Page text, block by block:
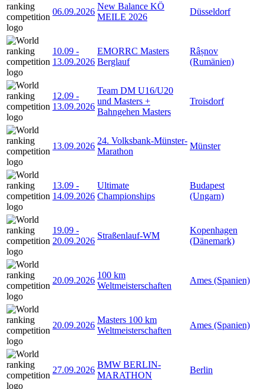
06.09.2026
New Balance KÖ
MEILE 2026
Düsseldorf
10.09 -
13.09.2026
EMORRC Masters
Berglauf
Râșnov
(Rumänien)
12.09 -
13.09.2026
Team DM U16/U20
und Masters +
Bahngehen Masters
Troisdorf
13.09.2026
24. Volksbank-Münster-
Marathon
Münster
13.09 -
14.09.2026
Ultimate
Championships
Budapest
(Ungarn)
19.09 -
20.09.2026
Straßenlauf-WM
Kopenhagen
(Dänemark)
20.09.2026
100 km
Weltmeisterschaften
Ames (Spanien)
20.09.2026
Masters 100 km
Weltmeisterschaften
Ames (Spanien)
27.09.2026
BMW BERLIN-
MARATHON
Berlin